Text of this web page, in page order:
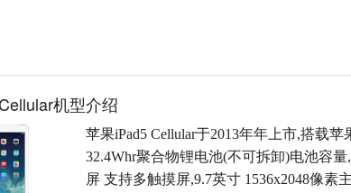
机型介绍
苹果iPad5 Cellular于2013年年上市,搭载苹
32.4Whr聚合物锂电池(不可拆卸)电池容
屏 支持多触摸屏,9.7英寸 1536x2048像素